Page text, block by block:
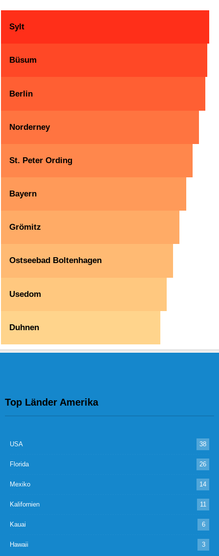
Sylt
Büsum
Berlin
Norderney
St. Peter Ording
Bayern
Grömitz
Ostseebad Boltenhagen
Usedom
Duhnen
Top Länder Amerika
USA 38
Florida 26
Mexiko 14
Kalifornien 11
Kauai 6
Hawaii 3